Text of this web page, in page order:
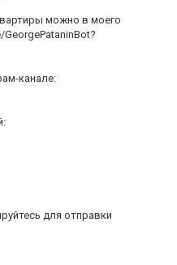
можно в моего
канале:
для отправки